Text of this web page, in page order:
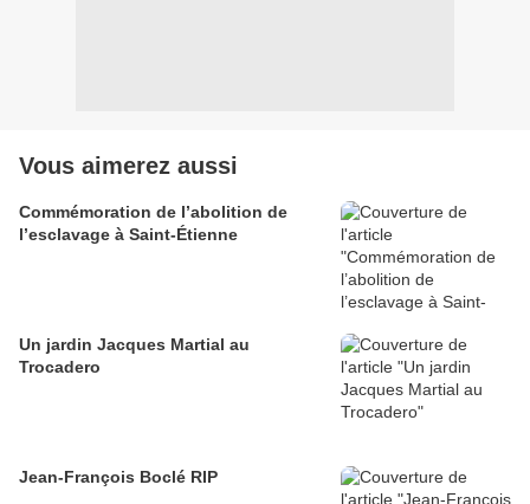
Vous aimerez aussi
Commémoration de l’abolition de
l’esclavage à Saint-Étienne
Un jardin Jacques Martial au
Trocadero
Jean-François Boclé RIP